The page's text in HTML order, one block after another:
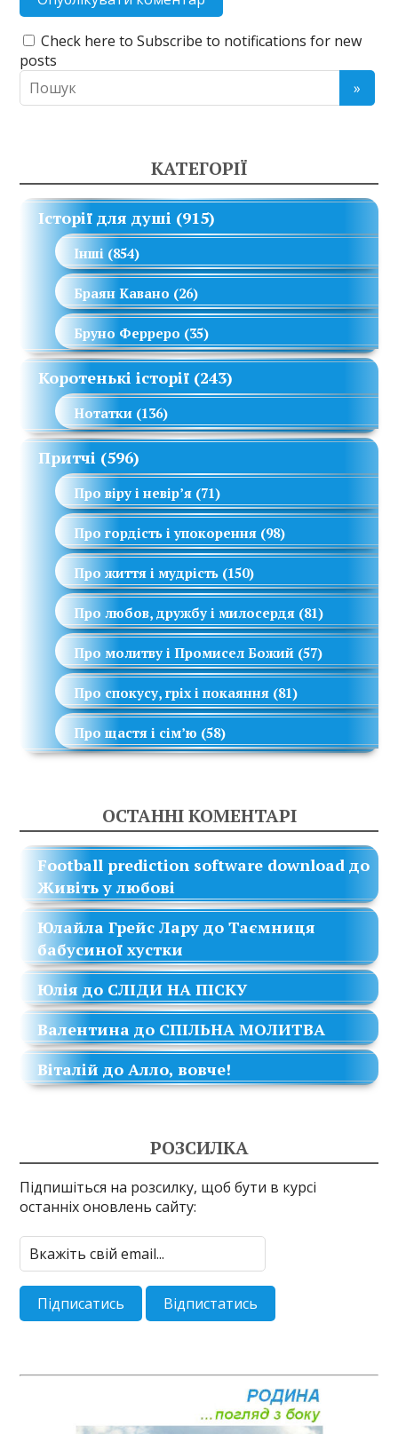
Check here to Subscribe to notifications for new
posts
КАТЕГОРІЇ
Історії для душі (915)
Інші (854)
Браян Кавано (26)
Бруно Ферреро (35)
Коротенькі історії (243)
Нотатки (136)
Притчі (596)
Про віру і невір’я (71)
Про гордість і упокорення (98)
Про життя і мудрість (150)
Про любов, дружбу і милосердя (81)
Про молитву і Промисел Божий (57)
Про спокусу, гріх і покаяння (81)
Про щастя і сім’ю (58)
ОСТАННІ КОМЕНТАРІ
Football prediction software download до
Живіть у любові
Юлайла Грейс Лару доТаємниця
бабусиної хустки
Юлія до СЛІДИ НА ПІСКУ
Валентина до СПІЛЬНА МОЛИТВА
Віталій до Алло, вовче!
РОЗСИЛКА
Підпишіться на розсилку, щоб бути в курсі
останніх оновлень сайту: